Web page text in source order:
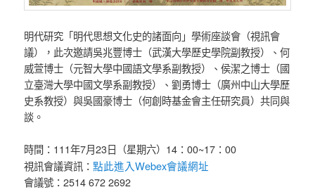
明代研究「明代思想文化史的諸面向」學術座談會（視訊會
議），此次邀請吳兆豐博士（武漢大學歷史學院副教授）、何
威萱博士（元智大學中國語文學系副教授）、侯潔之博士（國
立臺灣大學中國文學系副教授）、劉勇博士（廣州中山大學歷
史系教授）與吳國豪博士（何創時基金會主任研究員）共同與
談。
時間：111年7月23日（星期六）14：00~17：00
視訊會議資訊：點此進入Webex會議網址
會議號：2514 672 2692